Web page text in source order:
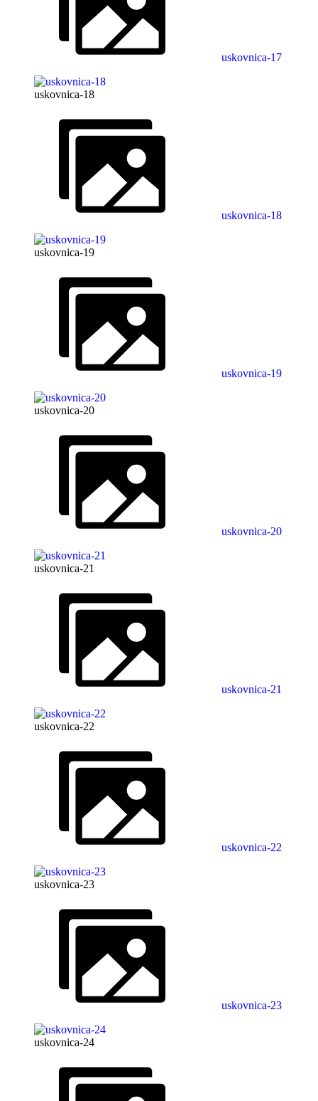
uskovnica-17
uskovnica-18
uskovnica-18
uskovnica-19
uskovnica-19
uskovnica-20
uskovnica-20
uskovnica-21
uskovnica-21
uskovnica-22
uskovnica-22
uskovnica-23
uskovnica-23
uskovnica-24